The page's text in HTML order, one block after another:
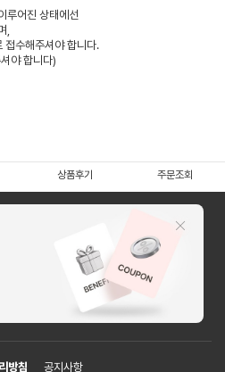
루어진 상태에선
,
접수해주셔야 합니다.
야 합니다)
상품후기 주문조회
)
방침 공지사항